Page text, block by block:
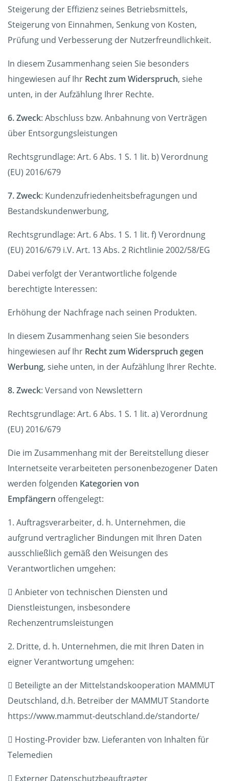
Steigerung der Effizienz seines Betriebsmittels,
Steigerung von Einnahmen, Senkung von Kosten,
Prüfung und Verbesserung der Nutzerfreundlichkeit.
In diesem Zusammenhang seien Sie besonders
hingewiesen auf Ihr Recht zum Widerspruch, siehe
unten, in der Aufzählung Ihrer Rechte.
6. Zweck: Abschluss bzw. Anbahnung von Verträgen
über Entsorgungsleistungen
Rechtsgrundlage: Art. 6 Abs. 1 S. 1 lit. b) Verordnung
(EU) 2016/679
7. Zweck: Kundenzufriedenheitsbefragungen und
Bestandskundenwerbung,
Rechtsgrundlage: Art. 6 Abs. 1 S. 1 lit. f) Verordnung
(EU) 2016/679 i.V. Art. 13 Abs. 2 Richtlinie 2002/58/EG
Dabei verfolgt der Verantwortliche folgende
berechtigte Interessen:
Erhöhung der Nachfrage nach seinen Produkten.
In diesem Zusammenhang seien Sie besonders
hingewiesen auf Ihr Recht zum Widerspruch gegen
Werbung, siehe unten, in der Aufzählung Ihrer Rechte.
8. Zweck: Versand von Newslettern
Rechtsgrundlage: Art. 6 Abs. 1 S. 1 lit. a) Verordnung
(EU) 2016/679
Die im Zusammenhang mit der Bereitstellung dieser
Internetseite verarbeiteten personenbezogener Daten
werden folgenden Kategorien von
Empfängern offengelegt:
1. Auftragsverarbeiter, d. h. Unternehmen, die
aufgrund vertraglicher Bindungen mit Ihren Daten
ausschließlich gemäß den Weisungen des
Verantwortlichen umgehen:
 Anbieter von technischen Diensten und
Dienstleistungen, insbesondere
Rechenzentrumsleistungen
2. Dritte, d. h. Unternehmen, die mit Ihren Daten in
eigner Verantwortung umgehen:
 Beteiligte an der Mittelstandskooperation MAMMUT
Deutschland, d.h. Betreiber der MAMMUT Standorte
https://www.mammut-deutschland.de/standorte/
 Hosting-Provider bzw. Lieferanten von Inhalten für
Telemedien
 Externer Datenschutzbeauftragter